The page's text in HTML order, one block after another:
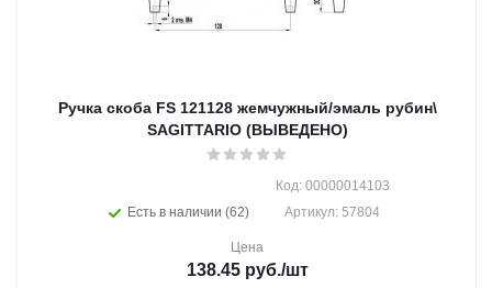
Ручка скоба FS 121128 жемчужный/эмаль рубин\
SAGITTARIO (ВЫВЕДЕНО)
Есть в наличии (62)
Код: 00000014103
Артикул: 57804
Цена
138.45руб./шт